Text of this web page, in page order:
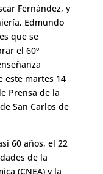
Fernández, y
Edmundo
que se
el 60º
este martes 14
Prensa de la
San Carlos de
60 años, el 22
de la
(CNEA) y la